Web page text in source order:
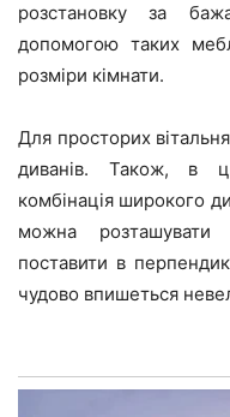
розстановку за
допомогою таких
розміри кімнати.
Для просторих
диванів. Також, в
комбінація широкого
можна
поставити в
чудово впишеться